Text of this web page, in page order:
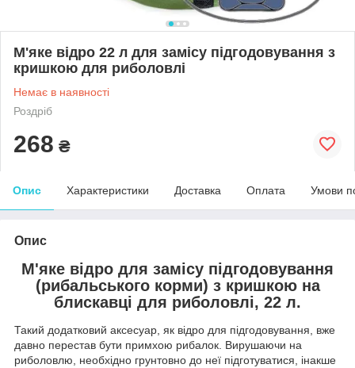
М'яке відро 22 л для замісу підгодовування з
кришкою для риболовлі
Немає в наявності
Роздріб
268 ₴
Опис Характеристики Доставка Оплата Умови
Опис
М'яке відро для замісу підгодовування
(рибальського корми) з кришкою на
блискавці для риболовлі, 22 л.
Такий додатковий аксесуар, як відро для підгодовування, вже
давно перестав бути примхою рибалок. Вирушаючи на
риболовлю, необхідно грунтовно до неї підготуватися, інакше